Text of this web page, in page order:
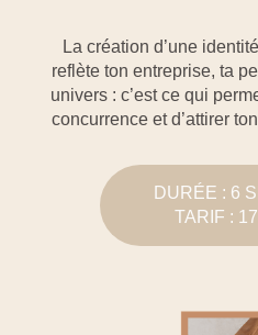
La création d’une
reflète ton entreprise, ta
univers : c’est ce qui
concurrence et d’attirer
DURÉE : 6
TARIF :